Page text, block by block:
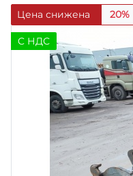
Цена снижена 20%
C НДС